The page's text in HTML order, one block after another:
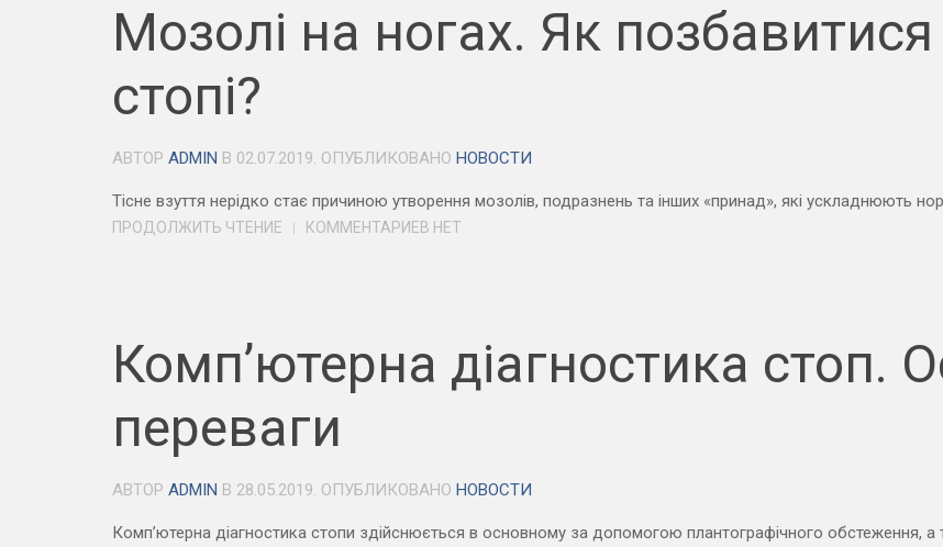
Мозолі на ногах. Як
стопі?
АВТОР ADMIN В 02.07.2019. ОПУБЛИКОВАНО НОВОСТИ
Тісне взуття нерідко стає причиною утворення мозолів, подразнень та інших «принад», які ускладнюють
ПРОДОЛЖИТЬ ЧТЕНИЕ КОММЕНТАРИЕВ НЕТ
Комп’ютерна діагностика стоп.
переваги
АВТОР ADMIN В 28.05.2019. ОПУБЛИКОВАНО НОВОСТИ
Комп’ютерна діагностика стопи здійснюється в основному за допомогою плантографічного обстеження,